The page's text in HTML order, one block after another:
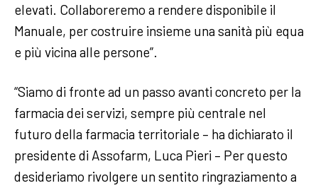
elevati. Collaboreremo a rendere disponibile il
Manuale, per costruire insieme una sanità più equa
e più vicina alle persone”.
“Siamo di fronte ad un passo avanti concreto per la
farmacia dei servizi, sempre più centrale nel
futuro della farmacia territoriale – ha dichiarato il
presidente di Assofarm, Luca Pieri – Per questo
desideriamo rivolgere un sentito ringraziamento a